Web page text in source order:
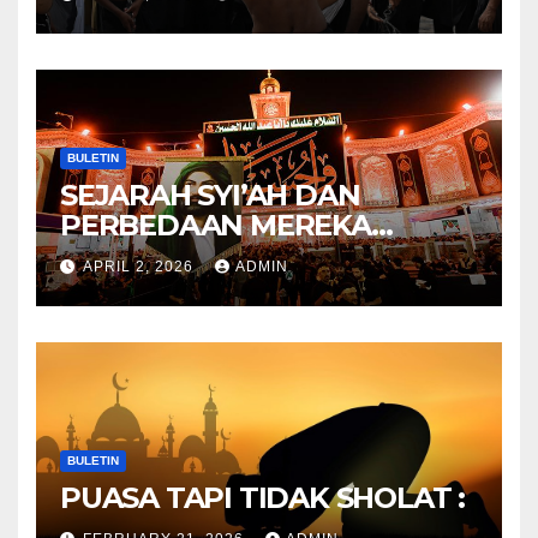
Mitos Imam Gaib
BULETIN
SEJARAH SYI’AH DAN
PERBEDAAN MEREKA
ANTARA DULU DAN
SEKARANG
APRIL 2, 2026 ADMIN
BULETIN
PUASA TAPI TIDAK SHOLAT :